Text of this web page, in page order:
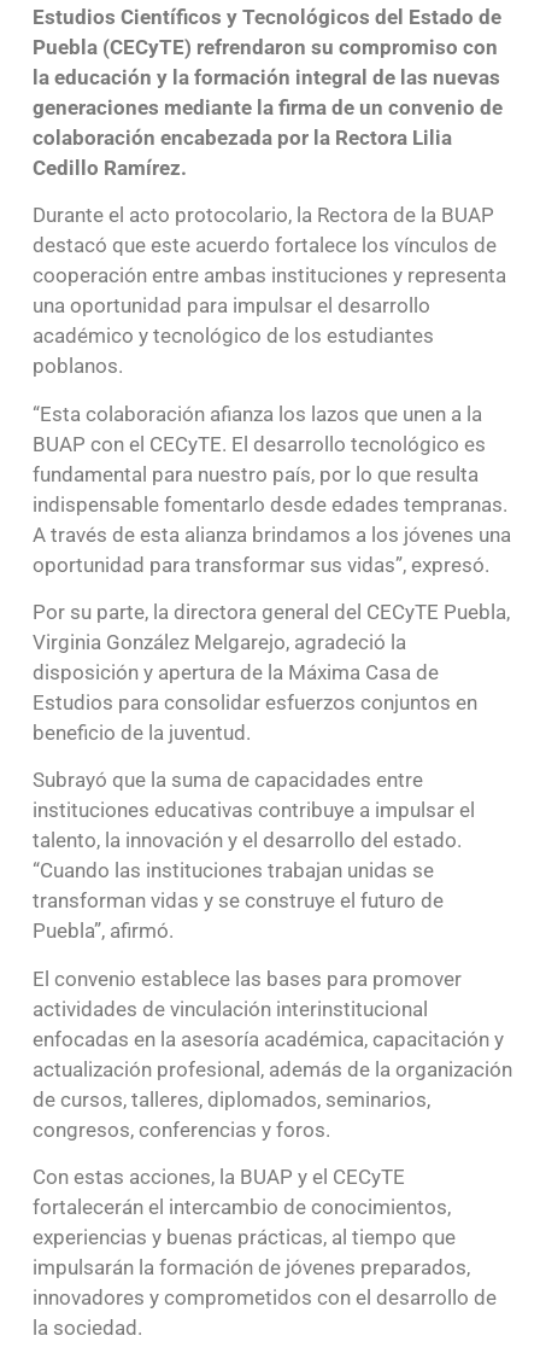
Estudios Científicos y Tecnológicos del Estado de
Puebla (CECyTE) refrendaron su compromiso con
la educación y la formación integral de las nuevas
generaciones mediante la firma de un convenio de
colaboración encabezada por la Rectora Lilia
Cedillo Ramírez.
Durante el acto protocolario, la Rectora de la BUAP
destacó que este acuerdo fortalece los vínculos de
cooperación entre ambas instituciones y representa
una oportunidad para impulsar el desarrollo
académico y tecnológico de los estudiantes
poblanos.
“Esta colaboración afianza los lazos que unen a la
BUAP con el CECyTE. El desarrollo tecnológico es
fundamental para nuestro país, por lo que resulta
indispensable fomentarlo desde edades tempranas.
A través de esta alianza brindamos a los jóvenes una
oportunidad para transformar sus vidas”, expresó.
Por su parte, la directora general del CECyTE Puebla,
Virginia González Melgarejo, agradeció la
disposición y apertura de la Máxima Casa de
Estudios para consolidar esfuerzos conjuntos en
beneficio de la juventud.
Subrayó que la suma de capacidades entre
instituciones educativas contribuye a impulsar el
talento, la innovación y el desarrollo del estado.
“Cuando las instituciones trabajan unidas se
transforman vidas y se construye el futuro de
Puebla”, afirmó.
El convenio establece las bases para promover
actividades de vinculación interinstitucional
enfocadas en la asesoría académica, capacitación y
actualización profesional, además de la organización
de cursos, talleres, diplomados, seminarios,
congresos, conferencias y foros.
Con estas acciones, la BUAP y el CECyTE
fortalecerán el intercambio de conocimientos,
experiencias y buenas prácticas, al tiempo que
impulsarán la formación de jóvenes preparados,
innovadores y comprometidos con el desarrollo de
la sociedad.